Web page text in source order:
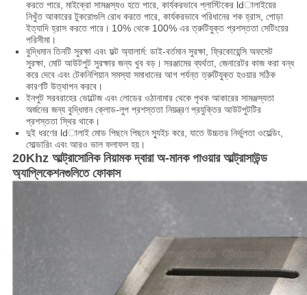
করতে পারে, মাইক্রো সামঞ্জস্যও হতে পারে, কার্যকরভাবে প্লাস্টিকের ldালাইয়ের
নিখুঁত আকারের টুকরোগুলি রোধ করতে পারে, কার্যকরভাবে পরিধানের শক হ্রাস, পোড়া
ইত্যাদি হ্রাস করতে পারে। 10% থেকে 100% এর ত্রুটিযুক্ত প্রশস্ততা সেটিংয়ের
পরিসীমা।
বুদ্ধিমান তিনটি সুরক্ষা এবং ফল্ট অ্যালার্ম: ডাই-বর্তমান সুরক্ষা, ফ্রিকোয়েন্সি অফসেট
সুরক্ষা, মোট আউটপুট সুরক্ষার জন্য খুব বড়। সরঞ্জামের ব্যর্থতা, জেনারেটর কাজ করা বন্ধ
করে দেবে এবং টেকনিশিয়ান সমস্যা সমাধানের আগ পর্যন্ত ত্রুটিযুক্ত হওয়ার সঠিক
কারণটি উত্থাপন করবে।
ইনপুট সরবরাহের ভোল্টেজ এবং লোডের ওঠানামার থেকে পৃথক আকারের সামঞ্জস্যতা
অর্জনের জন্য বুদ্ধিমান ক্লোড-লুপ প্রশস্ততা নিয়ন্ত্রণ প্রযুক্তির আউটপুটটির
প্রশস্ততা স্থির থাকে।
দুই ধরণের ldালাই মোড পিছনে পিছনে স্যুইচ করে, যাতে উচ্চতর নির্ভুলতা ওয়েল্ডিং,
সোল্ডারিং এবং আরও ভাল ফলাফল হয়।
20Khz আল্ট্রাসোনিক নিয়ামক দ্বারা অ-মানক পাওয়ার আল্ট্রাসাউন্ড
অ্যাপ্লিকেশনগুলিতে ফোকাস